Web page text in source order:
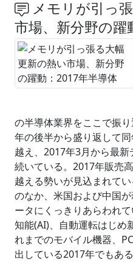
メモリが引っ
市場、新分野の躍
の半導体業界をここで振
年の後半から盛り返して
越え、2017年3月から最
続いている。2017年販売
越える勢いが見込まれて
のなか、米国および中国
ータにくっきりあらわれ
知能(AI)、自動運転はじめ
れまでのモバイル機器、
出している2017年でもあ